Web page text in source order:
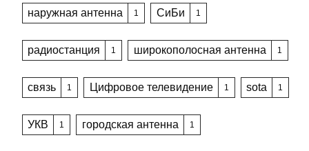
наружная антенна 1 СиБи 1
радиостанция 1 широкополосная антенна 1
связь 1 Цифровое телевидение 1 sota 1
УКВ 1 городская антенна 1